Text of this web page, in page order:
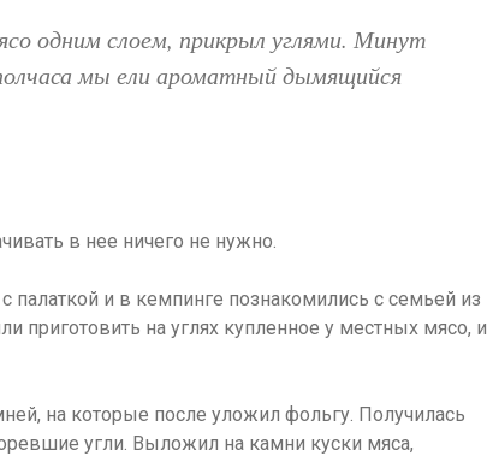
одним слоем, прикрыл углями. Минут
мы ели ароматный дымящийся
в нее ничего не нужно.
палаткой и в кемпинге познакомились с семьей из
приготовить на углях купленное у местных мясо, и
на которые после уложил фольгу. Получилась
угли. Выложил на камни куски мяса,